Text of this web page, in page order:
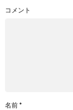
コメント
名前*